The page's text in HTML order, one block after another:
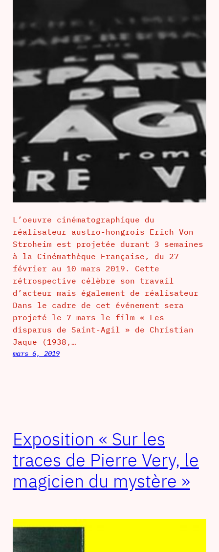
L’oeuvre cinématographique du
réalisateur austro-hongrois Erich Von
Stroheim est projetée durant 3 semaines
à la Cinémathèque Française, du 27
février au 10 mars 2019. Cette
rétrospective célèbre son travail
d’acteur mais également de réalisateur
Dans le cadre de cet événement sera
projeté le 7 mars le film « Les
disparus de Saint-Agil » de Christian
Jaque (1938,…
mars 6, 2019
Exposition « Sur les
traces de Pierre Very, le
magicien du mystère »